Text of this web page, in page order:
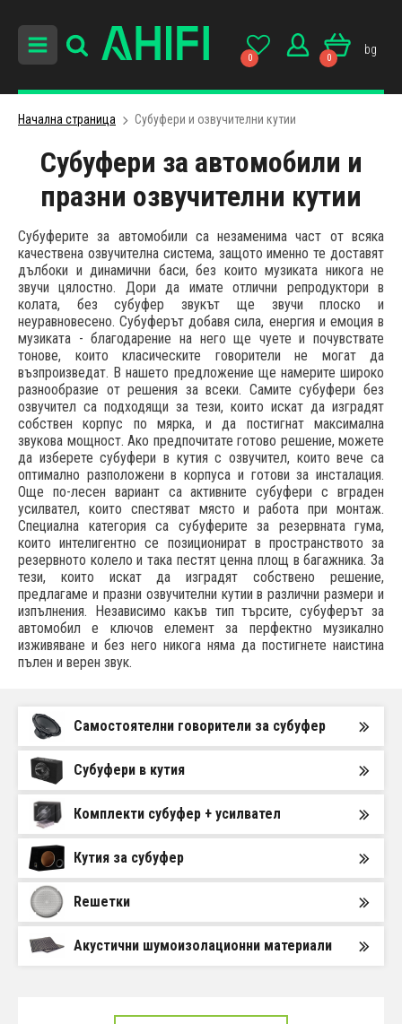
0 0
bg
Начална страница Субуфери и озвучителни кутии
Субуфери за автомобили и
празни озвучителни кутии
Субуферитe за автомобили са незаменима част от всяка
качествена озвучителна система, защото именно те доставят
дълбоки и динамични баси, без които музиката никога не
звучи цялостно. Дори да имате отлични репродуктори в
колата, без cубуфер звукът ще звучи плоско и
неуравновесено. Субуферът добавя сила, енергия и емоция в
музиката - благодарение на него ще чуете и почувствате
тонове, които класическите говорители не могат да
възпроизведат. В нашето предложение ще намерите широко
разнообразие от решения за всеки. Самите субуфeри без
озвучител са подходящи за тези, които искат да изградят
собствен корпус по мярка, и да постигнат максимална
звукова мощност. Ако предпочитате готово решение, можете
да изберете субуфeри в кутия c озвучител, които вече са
оптимално разположени в корпуса и готови за инсталация.
Още по-лесен вариант са активните субуфeри с вграден
усилвател, които спестяват място и работа при монтаж.
Специална категория са субуфeрите за резервната гума,
които интелигентно се позиционират в пространството за
резервното колело и така пестят ценна площ в багажника. За
тези, които искат да изградят собствено решение,
предлагаме и празни озвучителни кутии в различни размери и
изпълнения. Независимо какъв тип търсите, субуфeрът за
автомобил е ключов елемент за перфектно музикално
изживяване и без него никога няма да постигнете наистина
пълен и верен звук.
Самостоятелни говорители за субуфер
Субуфери в кутия
Комплекти субуфер + усилвател
Кутия за субуфер
Rешетки
Акустични шумоизолационни материали